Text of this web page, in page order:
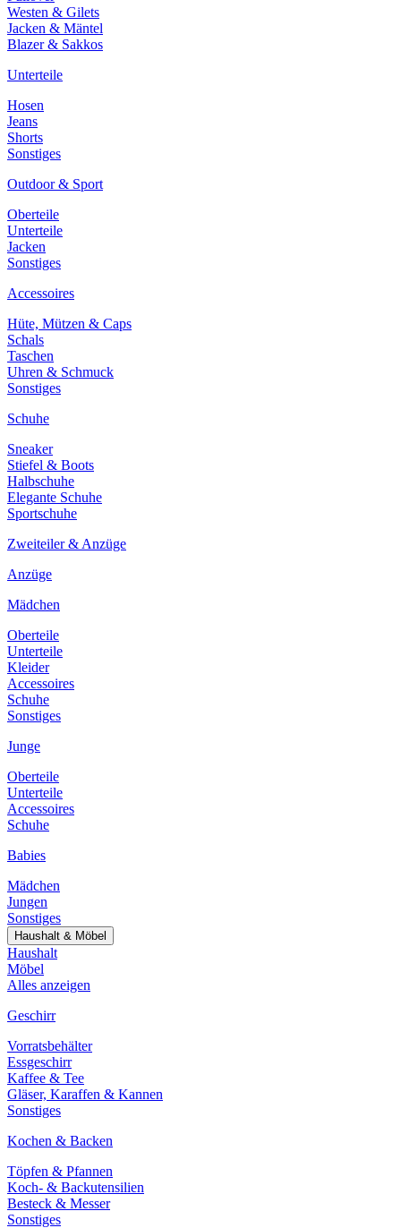
Westen & Gilets
Jacken & Mäntel
Blazer & Sakkos
Unterteile
Hosen
Jeans
Shorts
Sonstiges
Outdoor & Sport
Oberteile
Unterteile
Jacken
Sonstiges
Accessoires
Hüte, Mützen & Caps
Schals
Taschen
Uhren & Schmuck
Sonstiges
Schuhe
Sneaker
Stiefel & Boots
Halbschuhe
Elegante Schuhe
Sportschuhe
Zweiteiler & Anzüge
Anzüge
Mädchen
Oberteile
Unterteile
Kleider
Accessoires
Schuhe
Sonstiges
Junge
Oberteile
Unterteile
Accessoires
Schuhe
Babies
Mädchen
Jungen
Sonstiges
Haushalt & Möbel
Haushalt
Möbel
Alles anzeigen
Geschirr
Vorratsbehälter
Essgeschirr
Kaffee & Tee
Gläser, Karaffen & Kannen
Sonstiges
Kochen & Backen
Töpfen & Pfannen
Koch- & Backutensilien
Besteck & Messer
Sonstiges